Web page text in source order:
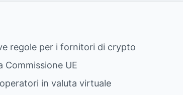
regole per i fornitori di crypto
Commissione UE
in valuta virtuale